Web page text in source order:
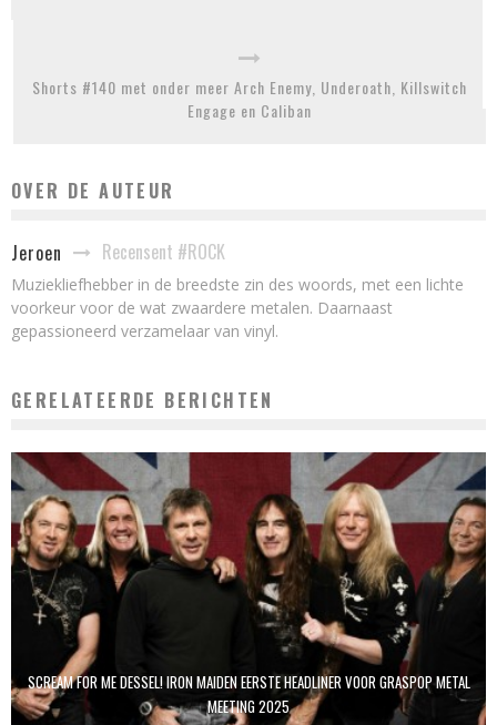
Shorts #140 met onder meer Arch Enemy, Underoath, Killswitch
Engage en Caliban
OVER DE AUTEUR
Jeroen Recensent #ROCK
Muziekliefhebber in de breedste zin des woords, met een lichte
voorkeur voor de wat zwaardere metalen. Daarnaast
gepassioneerd verzamelaar van vinyl.
GERELATEERDE BERICHTEN
SCREAM FOR ME DESSEL! IRON MAIDEN EERSTE HEADLINER VOOR GRASPOP METAL
MEETING 2025